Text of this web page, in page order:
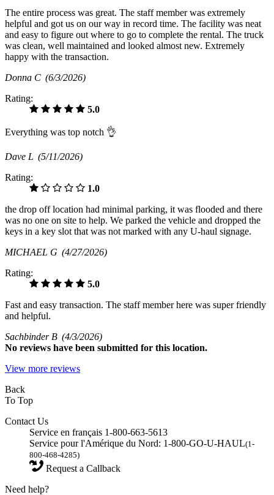
The entire process was great. The staff member was extremely
helpful and got us on our way in record time. The facility was neat
and easy to figure out where to go to complete the rental. The truck
was clean, well maintained and looked almost new. Extremely
happy with the transaction.
Donna C (6/3/2026)
Rating:
5.0
Everything was top notch 👌
Dave L (5/11/2026)
Rating:
1.0
the drop off location had minimal parking, it was flooded and there
was no one on site to help. We parked the vehicle and dropped the
keys in a key slot that was not marked with any U-haul signage.
MICHAEL G (4/27/2026)
Rating:
5.0
Fast and easy transaction. The staff member here was super friendly
and helpful.
Sachbinder B (4/3/2026)
No reviews have been submitted for this location.
View more reviews
Back
To Top
Contact Us
Service en français 1-800-663-5613
Service pour l'Amérique du Nord: 1-800-GO-U-HAUL(1-
800-468-4285)
Request a Callback
Need help?